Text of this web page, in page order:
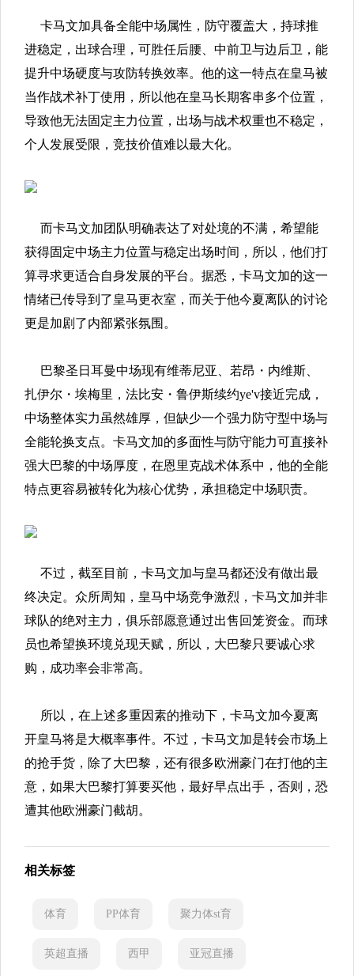
卡马文加具备全能中场属性，防守覆盖大，持球推
进稳定，出球合理，可胜任后腰、中前卫与边后卫，能
提升中场硬度与攻防转换效率。他的这一特点在皇马被
当作战术补丁使用，所以他在皇马长期客串多个位置，
导致他无法固定主力位置，出场与战术权重也不稳定，
个人发展受限，竞技价值难以最大化。
而卡马文加团队明确表达了对处境的不满，希望能
获得固定中场主力位置与稳定出场时间，所以，他们打
算寻求更适合自身发展的平台。据悉，卡马文加的这一
情绪已传导到了皇马更衣室，而关于他今夏离队的讨论
更是加剧了内部紧张氛围。
巴黎圣日耳曼中场现有维蒂尼亚、若昂・内维斯、
扎伊尔・埃梅里，法比安・鲁伊斯续约ye'v接近完成，
中场整体实力虽然雄厚，但缺少一个强力防守型中场与
全能轮换支点。卡马文加的多面性与防守能力可直接补
强大巴黎的中场厚度，在恩里克战术体系中，他的全能
特点更容易被转化为核心优势，承担稳定中场职责。
不过，截至目前，卡马文加与皇马都还没有做出最
终决定。众所周知，皇马中场竞争激烈，卡马文加并非
球队的绝对主力，俱乐部愿意通过出售回笼资金。而球
员也希望换环境兑现天赋，所以，大巴黎只要诚心求
购，成功率会非常高。
所以，在上述多重因素的推动下，卡马文加今夏离
开皇马将是大概率事件。不过，卡马文加是转会市场上
的抢手货，除了大巴黎，还有很多欧洲豪门在打他的主
意，如果大巴黎打算要买他，最好早点出手，否则，恐
遭其他欧洲豪门截胡。
相关标签
体育 PP体育 聚力体st育
英超直播 西甲 亚冠直播